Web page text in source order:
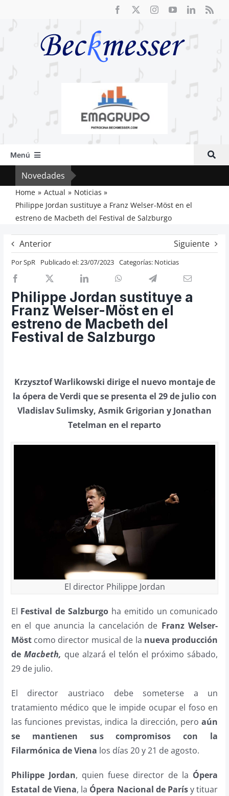
Menú
Inicio
Actual
Artículos
Previos de ópera
Entrevistas
Recomendación
Cosas de Beckmesser
Nosotros y privacidad
Buscar:
Novedades
Home Actual
Noticias
Philippe Jordan sustituye a Franz Welser-Möst en el
estreno de Macbeth del Festival de Salzburgo
Anterior Siguiente
PorSpR Publicado el: 23/07/2023 Categorías: Noticias
Philippe Jordan sustituye a
Franz Welser-Möst en el
estreno de Macbeth del
Festival de Salzburgo
Krzysztof Warlikowski dirige el nuevo montaje de
la ópera de Verdi que se presenta el 29 de julio con
Vladislav Sulimsky, Asmik Grigorian y Jonathan
Tetelman en el reparto
El director Philippe Jordan
El Festival de Salzburgo ha emitido un comunicado
en el que anuncia la cancelación de Franz Welser-
Möstcomo director musical de la nueva producción
de Macbeth, que alzará el telón el próximo sábado,
29 de julio.
El director austriaco debe someterse a un
tratamiento médico que le impide ocupar el foso en
las funciones previstas, indica la dirección, peroaún
se mantienen sus compromisos con la
Filarmónica de Viena los días 20 y 21 de agosto.
Philippe Jordan, quien fuese director de la Ópera
Estatal de Viena, la Ópera Nacional de Parísy tituar